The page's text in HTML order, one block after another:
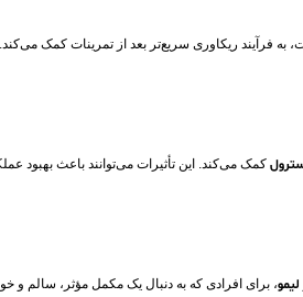
به فرآیند ریکاوری سریع‌تر بعد از تمرینات کمک
کمک می‌کند. این تأثیرات می‌توانند باعث بهبود
لیمو، برای افرادی که به دنبال یک مکمل مؤثر، سالم